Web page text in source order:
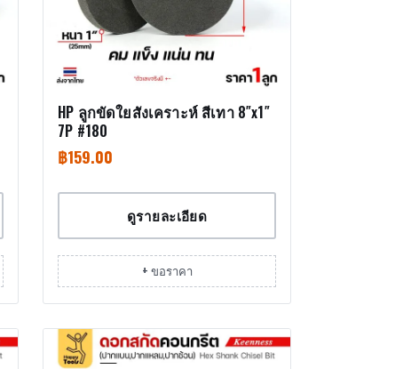
HP ลูกขัดใยสังเคราะห์ สีเทา 8″x1″
7P #180
฿159.00
ดูรายละเอียด
+ ขอราคา